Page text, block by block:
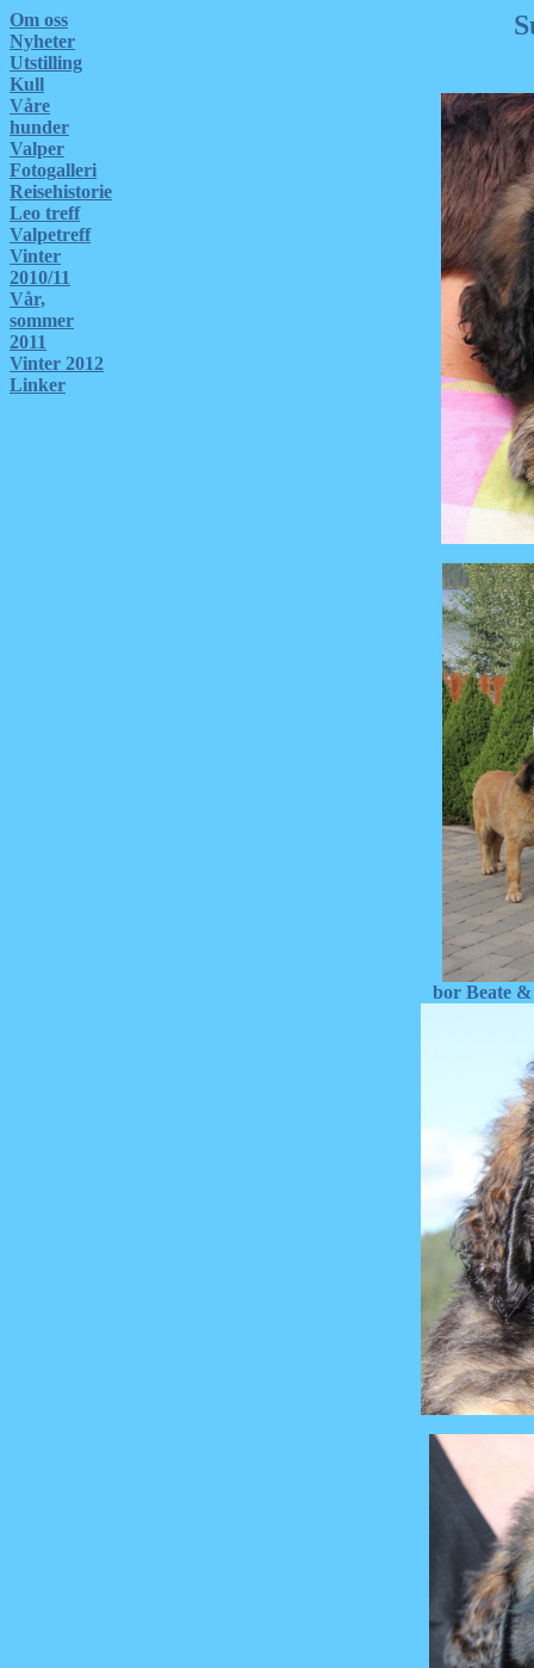
Om oss
Nyheter
Utstilling
Kull
Våre
hunder
Valper
Fotogalleri
Reisehistorie
Leo treff
Valpetreff
Vinter
2010/11
Vår,
sommer
2011
Vinter 2012
Linker
bor Beate